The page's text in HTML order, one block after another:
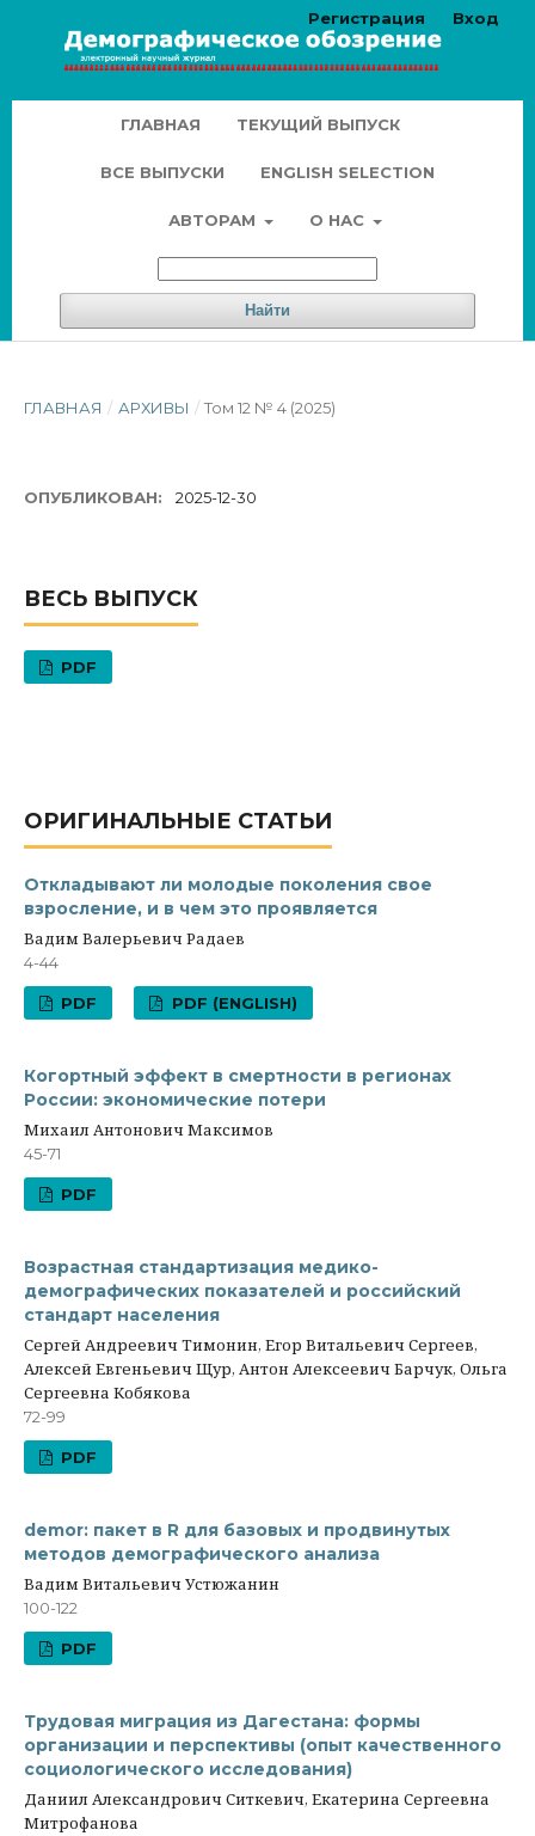
ГЛАВНАЯ ТЕКУЩИЙ ВЫПУСК
ВСЕ ВЫПУСКИ ENGLISH SELECTION
АВТОРАМ О НАС
Найти
Регистрация Вход
ГЛАВНАЯ / АРХИВЫ / Том 12 № 4 (2025)
ОПУБЛИКОВАН: 2025-12-30
ВЕСЬ ВЫПУСК
PDF
ОРИГИНАЛЬНЫЕ СТАТЬИ
Откладывают ли молодые поколения свое
взросление, и в чем это проявляется
Вадим Валерьевич Радаев
4-44
PDF PDF (ENGLISH)
Когортный эффект в смертности в регионах
России: экономические потери
Михаил Антонович Максимов
45-71
PDF
Возрастная стандартизация медико-
демографических показателей и российский
стандарт населения
Сергей Андреевич Тимонин, Егор Витальевич Сергеев,
Алексей Евгеньевич Щур, Антон Алексеевич Барчук, Ольга
Сергеевна Кобякова
72-99
PDF
demor: пакет в R для базовых и продвинутых
методов демографического анализа
Вадим Витальевич Устюжанин
100-122
PDF
Трудовая миграция из Дагестана: формы
организации и перспективы (опыт качественного
социологического исследования)
Даниил Александрович Ситкевич, Екатерина Сергеевна
Митрофанова